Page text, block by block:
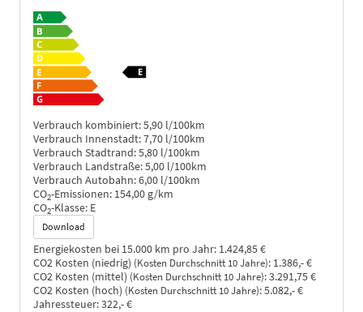
Verbrauch kombiniert:5,90 l/100km
Verbrauch Innenstadt:7,70 l/100km
Verbrauch Stadtrand:5,80 l/100km
Verbrauch Landstraße:5,00 l/100km
Verbrauch Autobahn:6,00 l/100km
CO2-Emissionen: 154,00 g/km
CO2-Klasse: E
Download
Energiekosten bei 15.000 km pro Jahr: 1.424,85 €
CO2 Kosten (niedrig) (Kosten Durchschnitt 10 Jahre): 1.386,- €
CO2 Kosten (mittel) (Kosten Durchschnitt 10 Jahre):3.291,75 €
CO2 Kosten (hoch) (Kosten Durchschnitt 10 Jahre):5.082,- €
Jahressteuer:322,- €